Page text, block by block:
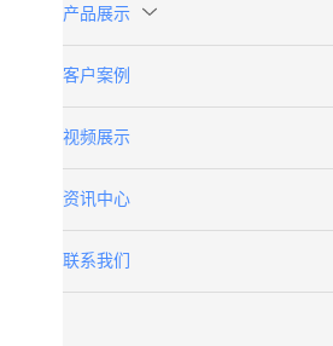
产品展示
客户案例
视频展示
资讯中心
联系我们